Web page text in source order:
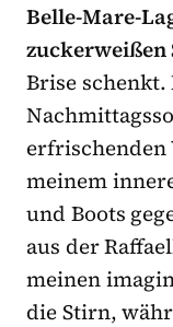
Belle-Mare-
zuckerweißen
Brise
meinem
und Boots
aus der
meinen
die Stirn,